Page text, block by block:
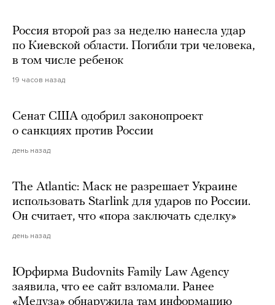
Россия второй раз за неделю нанесла удар
по Киевской области. Погибли три человека,
в том числе ребенок
19 часов назад
Сенат США одобрил законопроект
о санкциях против России
день назад
The Atlantic: Маск не разрешает Украине
использовать Starlink для ударов по России.
Он считает, что «пора заключать сделку»
день назад
Юрфирма Budovnits Family Law Agency
заявила, что ее сайт взломали. Ранее
«Медуза» обнаружила там информацию